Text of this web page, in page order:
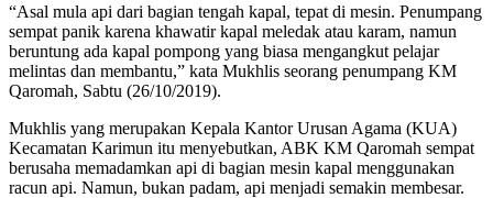
“Asal mula api dari bagian tengah kapal, tepat di mesin. Penumpang
sempat panik karena khawatir kapal meledak atau karam, namun
beruntung ada kapal pompong yang biasa mengangkut pelajar
melintas dan membantu,” kata Mukhlis seorang penumpang KM
Qaromah, Sabtu (26/10/2019).
Mukhlis yang merupakan Kepala Kantor Urusan Agama (KUA)
Kecamatan Karimun itu menyebutkan, ABK KM Qaromah sempat
berusaha memadamkan api di bagian mesin kapal menggunakan
racun api. Namun, bukan padam, api menjadi semakin membesar.